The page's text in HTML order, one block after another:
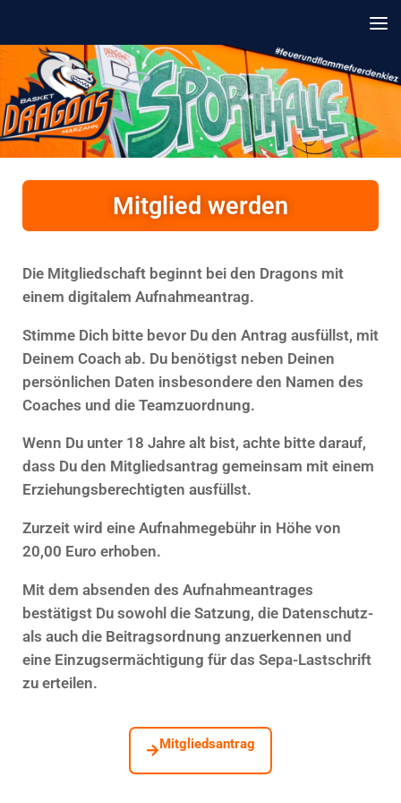
Mitglied werden
Die Mitgliedschaft beginnt bei den Dragons mit
einem digitalem Aufnahmeantrag.
Stimme Dich bitte bevor Du den Antrag ausfüllst, mit
Deinem Coach ab. Du benötigst neben Deinen
persönlichen Daten insbesondere den Namen des
Coaches und die Teamzuordnung.
Wenn Du unter 18 Jahre alt bist, achte bitte darauf,
dass Du den Mitgliedsantrag gemeinsam mit einem
Erziehungsberechtigten ausfüllst.
Zurzeit wird eine Aufnahmegebühr in Höhe von
20,00 Euro erhoben.
Mit dem absenden des Aufnahmeantrages
bestätigst Du sowohl die Satzung, die Datenschutz-
als auch die Beitragsordnung anzuerkennen und
eine Einzugsermächtigung für das Sepa-Lastschrift
zu erteilen.
Mitgliedsantrag